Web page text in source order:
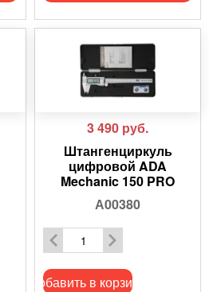
3 490 руб.
Штангенциркуль
цифровой ADA
Mechanic 150 PRO
А00380
Добавить в корзину